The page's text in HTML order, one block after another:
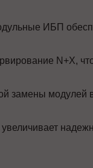
ИБП
N+X,
замены модулей